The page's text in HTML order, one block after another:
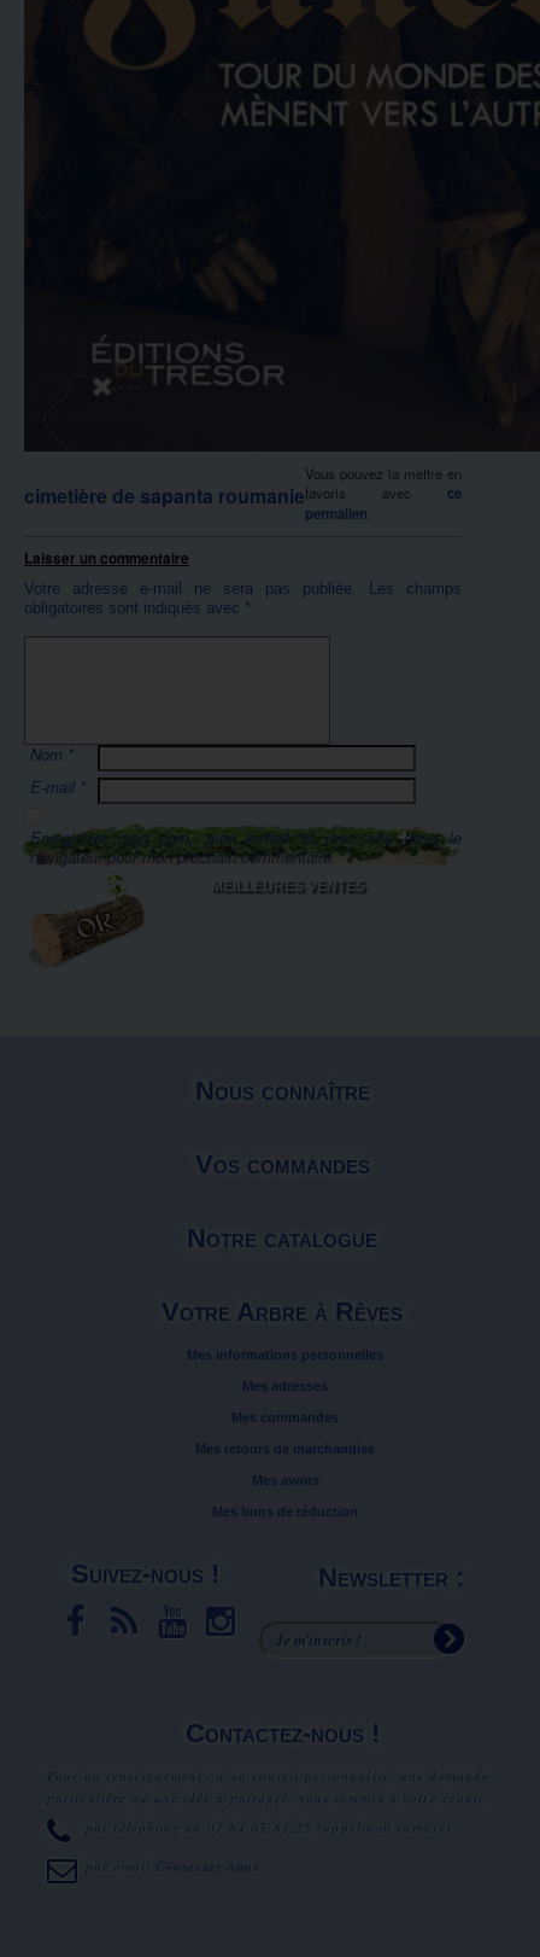
cimetière de sapanta roumanie
Vous pouvez la mettre en
favoris avec ce
permalien
Laisser un commentaire
Votre adresse e-mail ne sera pas publiée.
Les champs
obligatoires sont indiqués avec *
Nom *
E-mail *
Enregistrer mon nom, mon e-mail et mon site dans le
navigateur pour mon prochain commentaire.
MEILLEURES VENTES
Nous connaître
Vos commandes
Notre catalogue
Votre Arbre à Rêves
Mes informations personnelles
Mes adresses
Mes commandes
Mes retours de marchandise
Mes avoirs
Mes bons de réduction
Suivez-nous ! Newsletter :
Contactez-nous !
Pour un renseignement ou un conseil personnalisé, une demande
particulière ou une idée à partager, nous sommes à votre écoute.
par téléphone au
07.64.07.81.25 (appel non surtaxé).
par email Contactez-nous